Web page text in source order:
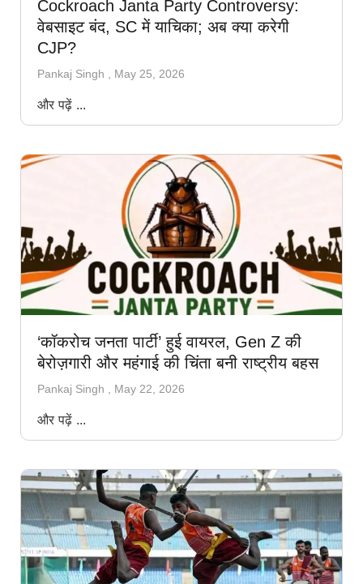
Cockroach Janta Party Controversy:
वेबसाइट बंद, SC में याचिका; अब क्या करेगी
CJP?
Pankaj Singh May 25, 2026
और पढ़ें ...
‘कॉकरोच जनता पार्टी’ हुई वायरल, Gen Z की
बेरोज़गारी और महंगाई की चिंता बनी राष्ट्रीय बहस
Pankaj Singh May 22, 2026
और पढ़ें ...